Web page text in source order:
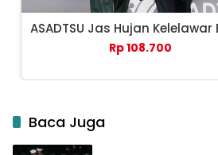
ASADTSU Jas Hujan Kelelawar
Rp 108.700
Baca Juga